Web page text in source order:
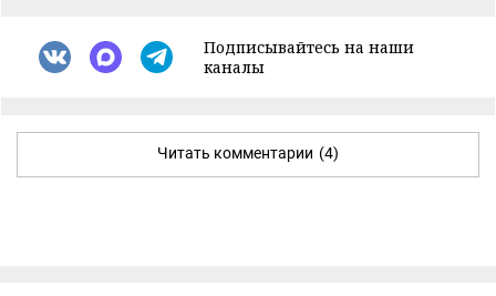
Подписывайтесь на наши
каналы
Читать комментарии (4)